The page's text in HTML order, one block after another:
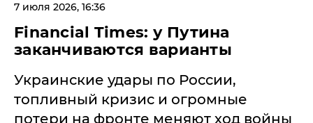
7 июля 2026, 16:36
Financial Times: у Путина
заканчиваются варианты
Украинские удары по России,
топливный кризис и огромные
потери на фронте меняют ход войны